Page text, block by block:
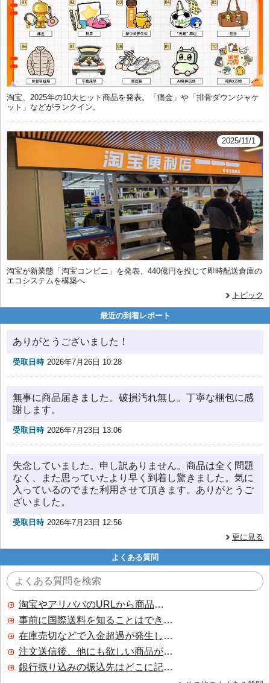
淘宝、2025年の10大ヒット商品を発表。「痛金」や「排骨ダウンジャケ
ット」などがランクイン。
2025/11/1
淘宝が新業態「淘宝コンビニ」を発表、440億円を投じて即時配送倉庫の
エコシステムを構築へ
トピック
最近の到着レポート
ありがとうございました！
受取日時 2026年7月26日 10:28
無事に商品届きました。破損汚れ無し。丁寧な梱包に感
謝します。
受取日時 2026年7月23日 13:06
失念していました。申し訳ありません。商品は全く問題
なく、また思っていたより早く到着し驚きました。気に
入っているのでまた利用させて頂きます。ありがとうご
ざいました。
受取日時 2026年7月23日 12:56
更に見る
よくある質問
淘宝やアリババのURLから商品を探すことはできますか？
事前に国際送料を知ることはできますか？
在庫売切などで入金超過が発生した場合はいつ返金されますか？
注文送信後、他にも欲しい商品が見つかった場合、追加注文できますか？
銀行振り込みの振込先はどこに記載されていますか？